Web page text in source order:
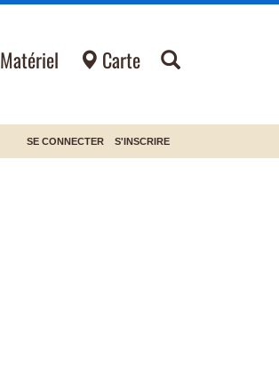
Matériel Carte
SE CONNECTER S'INSCRIRE